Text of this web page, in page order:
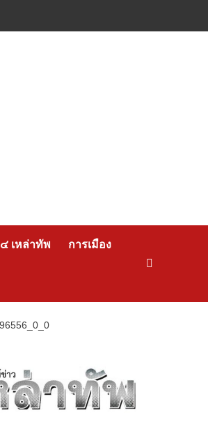
๔ เหล่าทัพ การเมือง